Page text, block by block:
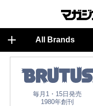
All Brands
毎月1・15日発売
1980年創刊